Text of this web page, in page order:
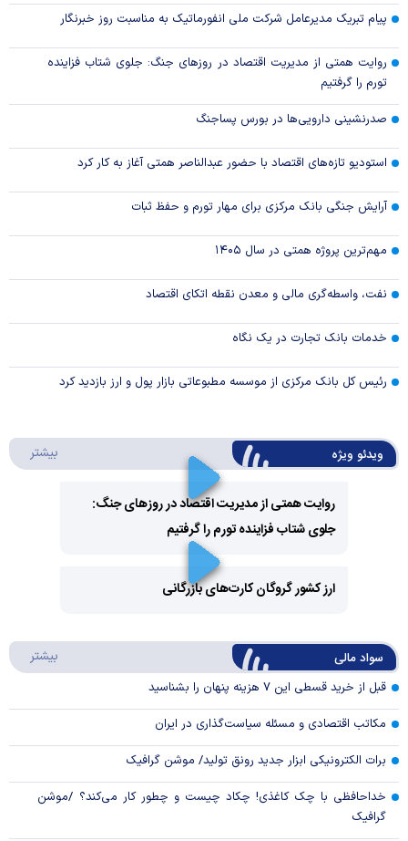
پیام تبریک مدیرعامل شرکت ملی انفورماتیک به مناسبت روز خبرنگار
روایت همتی از مدیریت اقتصاد در روزهای جنگ: جلوی شتاب فزاینده
تورم را گرفتیم
صدرنشینی دارویی‌ها در بورس پساجنگ
استودیو تازه‌های اقتصاد با حضور عبدالناصر همتی آغاز به کار کرد
آرایش جنگی بانک مرکزی برای مهار تورم و حفظ ثبات
مهم‌ترین پروژه همتی در سال ۱۴۰۵
نفت، واسطه‌گری مالی و معدن نقطه اتکای اقتصاد
خدمات بانک تجارت در یک نگاه
رئیس کل بانک مرکزی از موسسه مطبوعاتی بازار پول و ارز بازدید کرد
ویدئو ویژه بیشتر
Play
Video
روایت همتی از مدیریت اقتصاد در روزهای جنگ:
جلوی شتاب فزاینده تورم را گرفتیم
Video
ارز کشور گروگان کارت‌های بازرگانی
سواد مالی بیشتر
قبل از خرید قسطی این ۷ هزینه پنهان را بشناسید
مکاتب اقتصادی و مسئله سیاست‌گذاری در ایران
برات الکترونیکی ابزار جدید رونق تولید/ موشن گرافیک
خداحافظی با چک کاغذی! چکاد چیست و چطور کار می‌کند؟ /موشن
گرافیک